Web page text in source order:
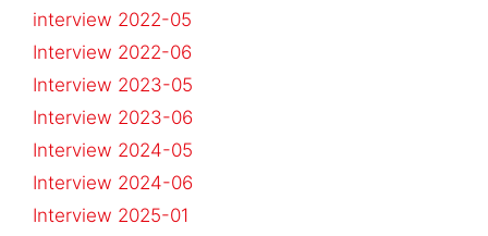
interview 2022-05
Interview 2022-06
Interview 2023-05
Interview 2023-06
Interview 2024-05
Interview 2024-06
Interview 2025-01